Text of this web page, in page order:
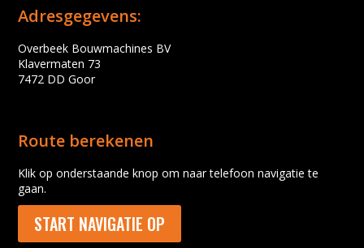
Adresgegevens:
Overbeek Bouwmachines BV
Klavermaten 73
7472 DD Goor
Route berekenen
Klik op onderstaande knop om naar telefoon navigatie te
gaan.
START NAVIGATIE OP